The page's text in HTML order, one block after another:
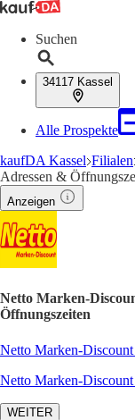
Suchen
34117 Kassel
Alle Prospekte
kaufDA Kassel Filialen
Adressen &
Anzeigen
Netto Marken-
Öffnungszeiten
Netto Marken-
Netto Marken-
WEITER